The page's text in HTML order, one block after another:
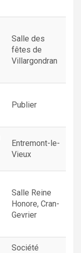
Salle des
fêtes de
Villargondran
Publier
Entremont-le-
Vieux
Salle Reine
Honore, Cran-
Gevrier
Société